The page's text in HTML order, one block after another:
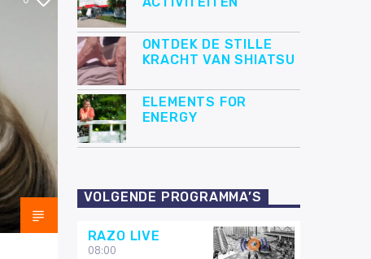
ONTDEK DE STILLE
KRACHT VAN SHIATSU
ELEMENTS FOR
ENERGY
VOLGENDE PROGRAMMA’S
RAZO LIVE
08:00